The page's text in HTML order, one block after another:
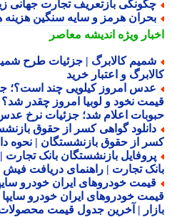
بازتعریف تجارت جهانی زیر
هرمز و سایه سنگین هزینه های
ویژهاندیشه معاصر
کالابرگ | جزئیات طرح شمیم
و اعتبار خرید
امروز کیلویی چند است؟؛ جدول
نخود و لوبیا امروز چقدر شد؟
اعلام شد؛ جزئیات نرخ عدس،
گواهی کسر از حقوق
از حقوق بازنشستگان | نحوه
بازنشستگان بانک تجارت |
تجارت | راهنمای دریافت فیش
| آخرین جدول قیمت محصولات